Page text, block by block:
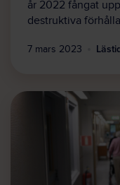
år 2022 fångat
destruktiva
7 mars 2023